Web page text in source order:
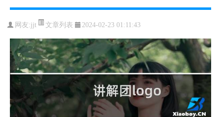
网友:jjt 文章列表 2024-02-23 01:11:43